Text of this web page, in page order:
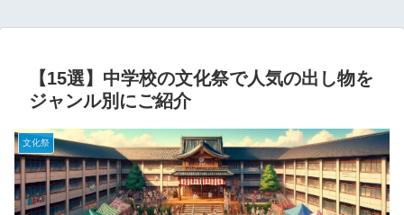
【15選】中学校の文化祭で人気の出し物を
ジャンル別にご紹介
文化祭